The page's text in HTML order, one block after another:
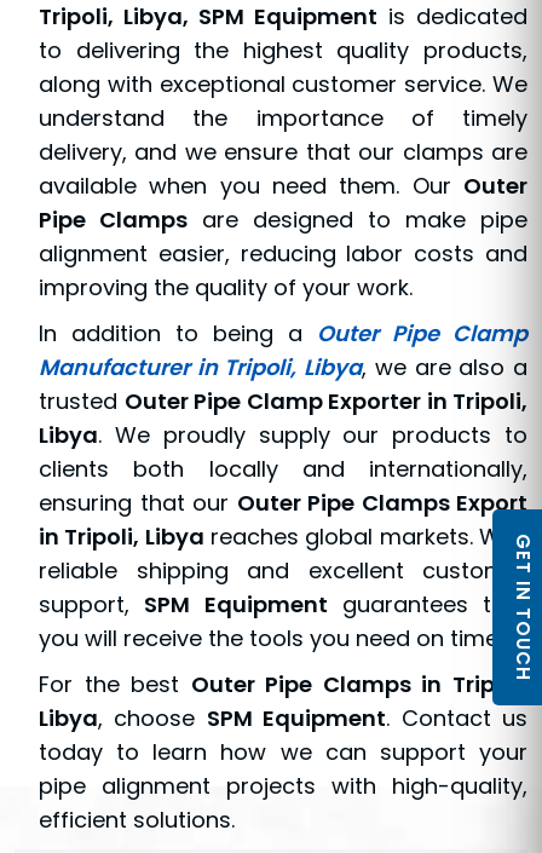
Tripoli, Libya, SPM Equipment is dedicated
to delivering the highest quality products,
along with exceptional customer service. We
understand the importance of timely
delivery, and we ensure that our clamps are
available when you need them. Our Outer
Pipe Clamps are designed to make pipe
alignment easier, reducing labor costs and
improving the quality of your work.
In addition to being a Outer Pipe Clamp
Manufacturer in Tripoli, Libya, we are also a
trusted Outer Pipe Clamp Exporter in Tripoli,
Libya. We proudly supply our products to
clients both locally and internationally,
ensuring that our Outer Pipe Clamps Export
in Tripoli, Libya reaches global markets. With
reliable shipping and excellent customer
support, SPM Equipment guarantees that
you will receive the tools you need on time.
For the best Outer Pipe Clamps in Tripoli,
Libya, choose SPM Equipment. Contact us
today to learn how we can support your
pipe alignment projects with high-quality,
efficient solutions.
GET IN TOUCH